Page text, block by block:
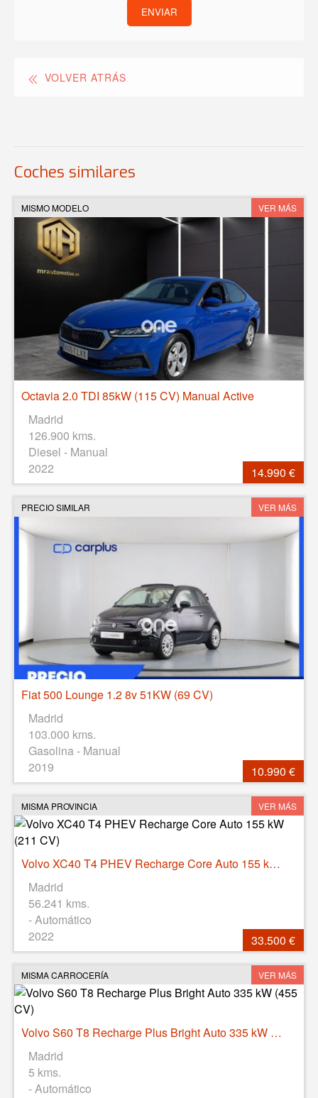
ENVIAR
VOLVER ATRÁS
Coches similares
MISMO MODELO VER MÁS
Octavia 2.0 TDI 85kW (115 CV) Manual Active
Madrid
126.900 kms.
Diesel - Manual
2022
14.990 €
PRECIO SIMILAR VER MÁS
Fiat 500 Lounge 1.2 8v 51KW (69 CV)
Madrid
103.000 kms.
Gasolina - Manual
2019
10.990 €
MISMA PROVINCIA VER MÁS
Volvo XC40 T4 PHEV Recharge Core Auto 155 kW (211 CV)
Madrid
56.241 kms.
- Automático
2022
33.500 €
MISMA CARROCERÍA VER MÁS
Volvo S60 T8 Recharge Plus Bright Auto 335 kW (455 CV)
Madrid
5 kms.
- Automático